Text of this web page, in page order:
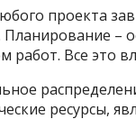
проекта
Планирование –
работ. Все это
ресурсы,